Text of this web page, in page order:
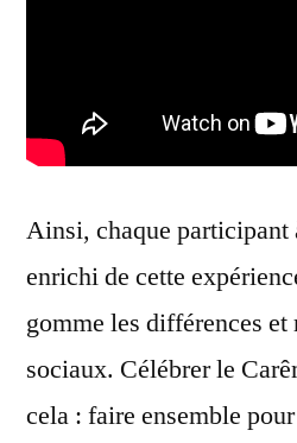
Ainsi, chaque participant
enrichi de cette
gomme les différences
sociaux. Célébrer le
cela : faire ensemble